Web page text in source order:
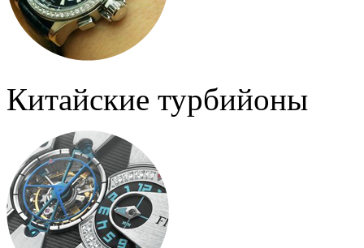
Китайские турбийоны